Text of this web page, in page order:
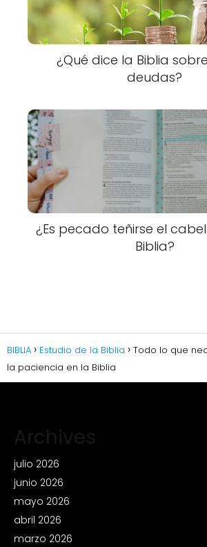
¿Qué dice la Biblia
deudas?
¿Es pecado teñirse el
Biblia?
BIBLIA Estudio de la Biblia
Todo lo que
la paciencia en la Biblia
Archives
julio 2026
junio 2026
mayo 2026
abril 2026
marzo 2026